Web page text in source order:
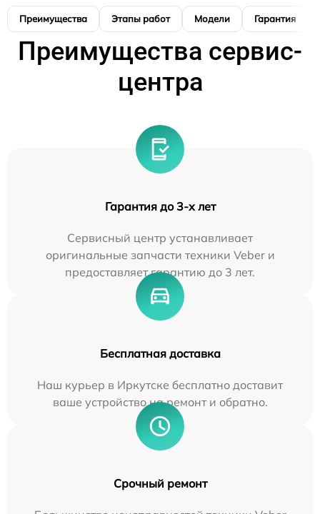
Преимущества Этапы работ Модели Гарантия
Преимущества сервис-
центра
Гарантия до 3-х лет
Сервисный центр устанавливает
оригинальные запчасти техники Veber и
предоставляет гарантию до 3 лет.
Бесплатная доставка
Наш курьер в Иркутске бесплатно доставит
ваше устройство на ремонт и обратно.
Срочный ремонт